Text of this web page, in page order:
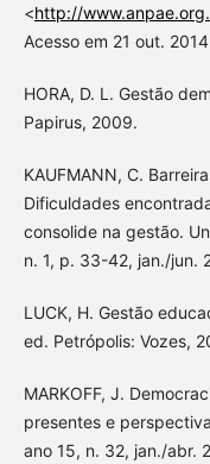
<http://
Acesso em 21 out.
HORA, D. L. Gestão
Papirus, 2009.
KAUFMANN, C.
Dificuldades
consolide na gestão.
n. 1, p. 33-42, jan./jun.
LUCK, H. Gestão
ed. Petrópolis: Vozes,
MARKOFF, J.
presentes e
ano 15, n. 32, jan./abr.